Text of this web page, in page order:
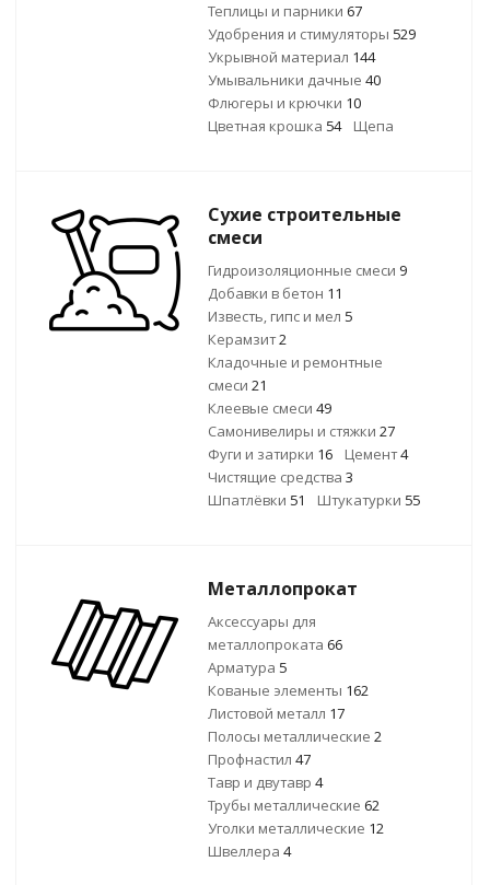
Теплицы и парники 67
Удобрения и стимуляторы 529
Укрывной материал 144
Умывальники дачные 40
Флюгеры и крючки 10
Цветная крошка 54 Щепа
Сухие строительные
смеси
Гидроизоляционные смеси 9
Добавки в бетон 11
Известь, гипс и мел 5
Керамзит2
Кладочные и ремонтные
смеси 21
Клеевые смеси 49
Самонивелиры и стяжки 27
Фуги и затирки 16 Цемент4
Чистящие средства 3
Шпатлёвки 51 Штукатурки 55
Металлопрокат
Аксессуары для
металлопроката 66
Арматура 5
Кованые элементы 162
Листовой металл 17
Полосы металлические 2
Профнастил 47
Тавр и двутавр 4
Трубы металлические 62
Уголки металлические 12
Швеллера 4